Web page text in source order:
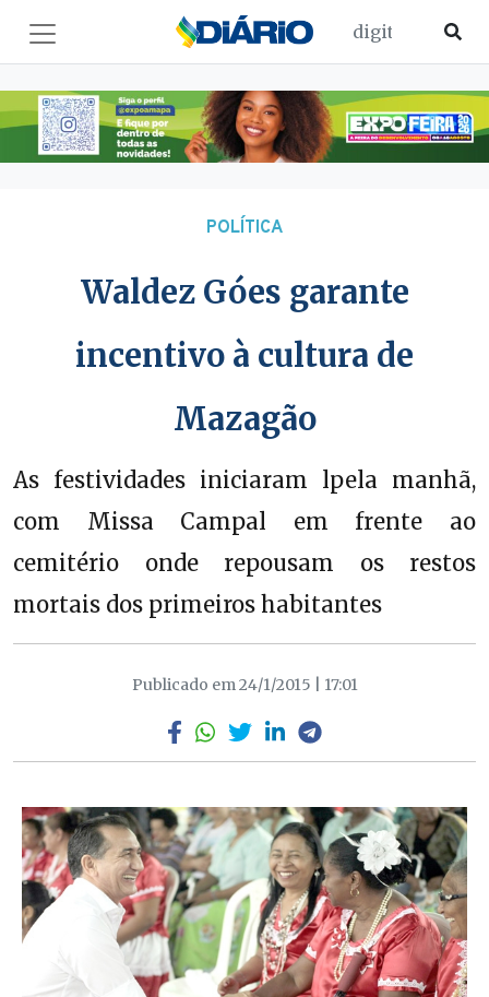
POLÍTICA
Waldez Góes garante
incentivo à cultura de
Mazagão
As festividades iniciaram lpela manhã,
com Missa Campal em frente ao
cemitério onde repousam os restos
mortais dos primeiros habitantes
Publicado em 24/1/2015 | 17:01